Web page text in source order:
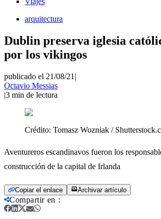
arquitectura
Dublin preserva iglesia
por los vikingos
publicado el 21/08/21 |
Octavio Messias
|3 min de lectura
Crédito: Tomasz Wozniak /
Aventureros escandinavos fueron los
construcción de la capital de Irlanda
Copiar el enlace Archivar artículo
Compartir en :